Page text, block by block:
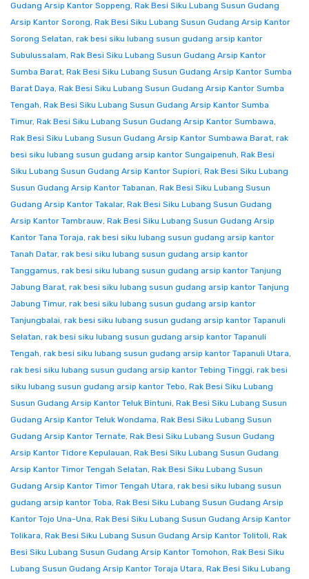
Gudang Arsip Kantor Soppeng, Rak Besi Siku Lubang Susun Gudang
Arsip Kantor Sorong, Rak Besi Siku Lubang Susun Gudang Arsip Kantor
Sorong Selatan, rak besi siku lubang susun gudang arsip kantor
Subulussalam, Rak Besi Siku Lubang Susun Gudang Arsip Kantor
Sumba Barat, Rak Besi Siku Lubang Susun Gudang Arsip Kantor Sumba
Barat Daya, Rak Besi Siku Lubang Susun Gudang Arsip Kantor Sumba
Tengah, Rak Besi Siku Lubang Susun Gudang Arsip Kantor Sumba
Timur, Rak Besi Siku Lubang Susun Gudang Arsip Kantor Sumbawa,
Rak Besi Siku Lubang Susun Gudang Arsip Kantor Sumbawa Barat, rak
besi siku lubang susun gudang arsip kantor Sungaipenuh, Rak Besi
Siku Lubang Susun Gudang Arsip Kantor Supiori, Rak Besi Siku Lubang
Susun Gudang Arsip Kantor Tabanan, Rak Besi Siku Lubang Susun
Gudang Arsip Kantor Takalar, Rak Besi Siku Lubang Susun Gudang
Arsip Kantor Tambrauw, Rak Besi Siku Lubang Susun Gudang Arsip
Kantor Tana Toraja, rak besi siku lubang susun gudang arsip kantor
Tanah Datar, rak besi siku lubang susun gudang arsip kantor
Tanggamus, rak besi siku lubang susun gudang arsip kantor Tanjung
Jabung Barat, rak besi siku lubang susun gudang arsip kantor Tanjung
Jabung Timur, rak besi siku lubang susun gudang arsip kantor
Tanjungbalai, rak besi siku lubang susun gudang arsip kantor Tapanuli
Selatan, rak besi siku lubang susun gudang arsip kantor Tapanuli
Tengah, rak besi siku lubang susun gudang arsip kantor Tapanuli Utara,
rak besi siku lubang susun gudang arsip kantor Tebing Tinggi, rak besi
siku lubang susun gudang arsip kantor Tebo, Rak Besi Siku Lubang
Susun Gudang Arsip Kantor Teluk Bintuni, Rak Besi Siku Lubang Susun
Gudang Arsip Kantor Teluk Wondama, Rak Besi Siku Lubang Susun
Gudang Arsip Kantor Ternate, Rak Besi Siku Lubang Susun Gudang
Arsip Kantor Tidore Kepulauan, Rak Besi Siku Lubang Susun Gudang
Arsip Kantor Timor Tengah Selatan, Rak Besi Siku Lubang Susun
Gudang Arsip Kantor Timor Tengah Utara, rak besi siku lubang susun
gudang arsip kantor Toba, Rak Besi Siku Lubang Susun Gudang Arsip
Kantor Tojo Una-Una, Rak Besi Siku Lubang Susun Gudang Arsip Kantor
Tolikara, Rak Besi Siku Lubang Susun Gudang Arsip Kantor Tolitoli, Rak
Besi Siku Lubang Susun Gudang Arsip Kantor Tomohon, Rak Besi Siku
Lubang Susun Gudang Arsip Kantor Toraja Utara, Rak Besi Siku Lubang